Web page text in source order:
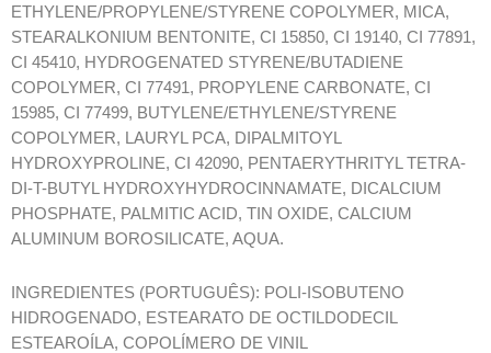
ETHYLENE/PROPYLENE/STYRENE COPOLYMER, MICA,
STEARALKONIUM BENTONITE, CI 15850, CI 19140, CI 77891,
CI 45410, HYDROGENATED STYRENE/BUTADIENE
COPOLYMER, CI 77491, PROPYLENE CARBONATE, CI
15985, CI 77499, BUTYLENE/ETHYLENE/STYRENE
COPOLYMER, LAURYL PCA, DIPALMITOYL
HYDROXYPROLINE, CI 42090, PENTAERYTHRITYL TETRA-
DI-T-BUTYL HYDROXYHYDROCINNAMATE, DICALCIUM
PHOSPHATE, PALMITIC ACID, TIN OXIDE, CALCIUM
ALUMINUM BOROSILICATE, AQUA.
INGREDIENTES (PORTUGUÊS): POLI-ISOBUTENO
HIDROGENADO, ESTEARATO DE OCTILDODECIL
ESTEAROÍLA, COPOLÍMERO DE VINIL